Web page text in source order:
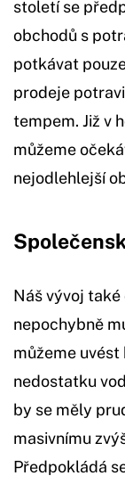
století se
obchodů s
potkávat
prodeje
tempem. Již v
můžeme
nejodlehlejší
Náš vývoj
nepochybně
můžeme
nedostatku
by se měly
masivnímu
Předpokládá